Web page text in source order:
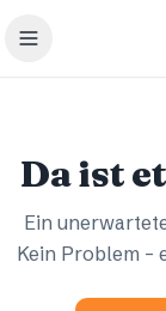
Zum Hauptinhalt
Da ist
Ein
Kein Problem –